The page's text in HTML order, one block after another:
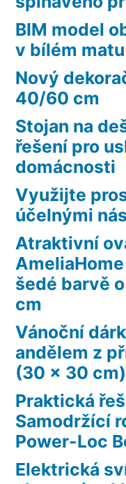
BIM model
v bílém
Nový
40/60 cm
Stojan na
řešení pro
domácnosti
Využijte
účelnými
Atraktivní
šedé barvě
cm
Vánoční
andělem z
(30 x 30 cm)
Praktická
Samodržící
Power-Loc
Elektrická